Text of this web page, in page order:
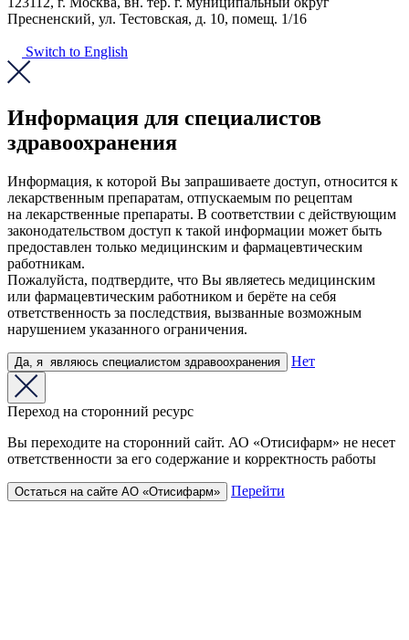
Пресненский, ул. Тестовская, д. 10, помещ. 1/16
Switch to English
Информация для специалистов
здравоохранения
Информация, к которой Вы запрашиваете доступ, относится к
лекарственным препаратам, отпускаемым по рецептам
на лекарственные препараты. В соответствии с действующим
законодательством доступ к такой информации может быть
предоставлен только медицинским и фармацевтическим
работникам.
Пожалуйста, подтвердите, что Вы являетесь медицинским
или фармацевтическим работником и берёте на себя
ответственность за последствия, вызванные возможным
нарушением указанного ограничения.
Да, я являюсь специалистом здравоохранения Нет
Переход на сторонний ресурс
Вы переходите на сторонний сайт. АО «Отисифарм» не несет
ответственности за его содержание и корректность работы
Остаться на сайте АО «Отисифарм» Перейти